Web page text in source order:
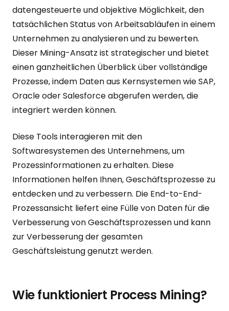
datengesteuerte und objektive Möglichkeit, den
tatsächlichen Status von Arbeitsabläufen in einem
Unternehmen zu analysieren und zu bewerten.
Dieser Mining-Ansatz ist strategischer und bietet
einen ganzheitlichen Überblick über vollständige
Prozesse, indem Daten aus Kernsystemen wie SAP,
Oracle oder Salesforce abgerufen werden, die
integriert werden können.
Diese Tools interagieren mit den
Softwaresystemen des Unternehmens, um
Prozessinformationen zu erhalten. Diese
Informationen helfen Ihnen, Geschäftsprozesse zu
entdecken und zu verbessern. Die End-to-End-
Prozessansicht liefert eine Fülle von Daten für die
Verbesserung von Geschäftsprozessen und kann
zur Verbesserung der gesamten
Geschäftsleistung genutzt werden.
Wie funktioniert Process Mining?